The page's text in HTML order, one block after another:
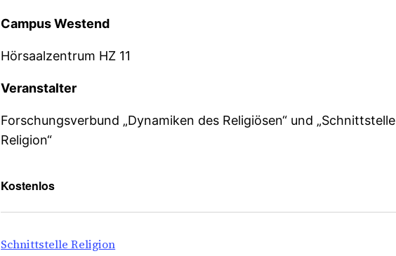
Campus Westend
Hörsaalzentrum HZ 11
Veranstalter
Forschungsverbund „Dynamiken des Religiösen“ und „Schnittstelle
Religion“
Kostenlos
Schnittstelle Religion